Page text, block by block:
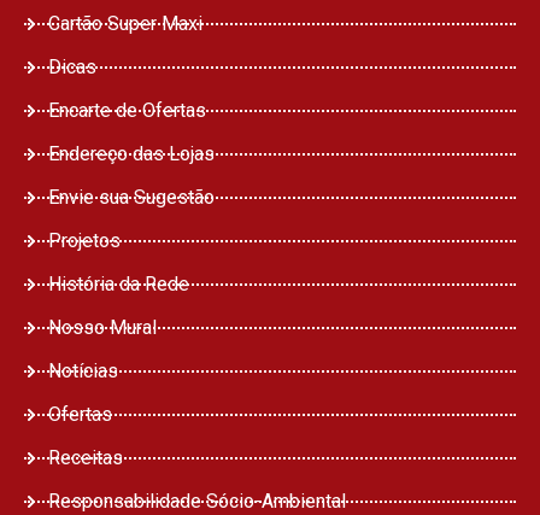
Cartão Super Maxi
Dicas
Encarte de Ofertas
Endereço das Lojas
Envie sua Sugestão
Projetos
História da Rede
Nosso Mural
Notícias
Ofertas
Receitas
Responsabilidade Sócio-Ambiental